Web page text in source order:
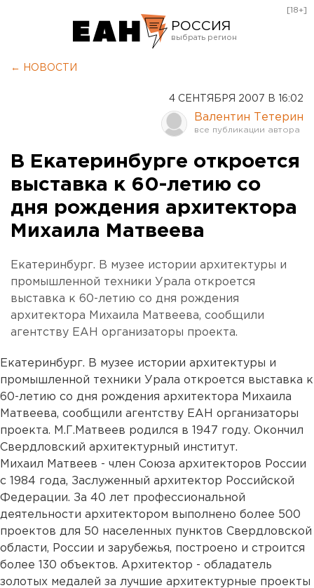
РОССИЯ
Курган
Оренбург
[18+]
← НОВОСТИ
4 СЕНТЯБРЯ 2007 В 16:02
Валентин Тетерин
В Екатеринбурге откроется
выставка к 60-летию со
дня рождения архитектора
Михаила Матвеева
Екатеринбург. В музее истории архитектуры и
промышленной техники Урала откроется
выставка к 60-летию со дня рождения
архитектора Михаила Матвеева, сообщили
агентству ЕАН организаторы проекта.
Екатеринбург. В музее истории архитектуры и
промышленной техники Урала откроется выставка к
60-летию со дня рождения архитектора Михаила
Матвеева, сообщили агентству ЕАН организаторы
проекта. М.Г.Матвеев родился в 1947 году. Окончил
Свердловский архитектурный институт.
Михаил Матвеев - член Союза архитекторов России
с 1984 года, Заслуженный архитектор Российской
Федерации. За 40 лет профессиональной
деятельности архитектором выполнено более 500
проектов для 50 населенных пунктов Свердловской
области, России и зарубежья, построено и строится
более 130 объектов. Архитектор - обладатель
золотых медалей за лучшие архитектурные проекты